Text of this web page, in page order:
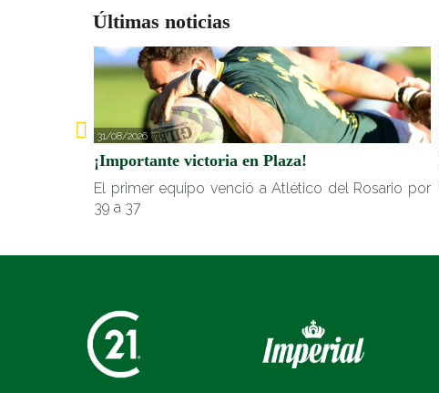
Últimas noticias
31/08/2026
¡Importante victoria en Plaza!
El primer equipo venció a Atlético del Rosario por
39 a 37